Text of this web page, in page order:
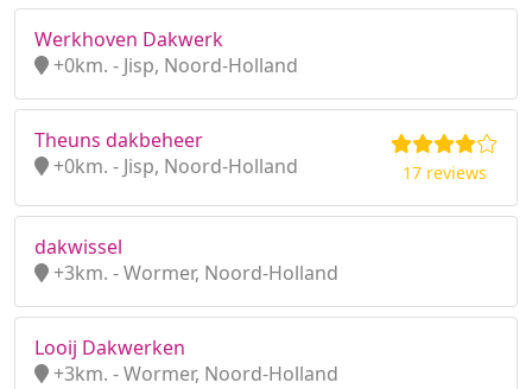
Werkhoven Dakwerk
+0km. - Jisp, Noord-Holland
Theuns dakbeheer
+0km. - Jisp, Noord-Holland
17 reviews
dakwissel
+3km. - Wormer, Noord-Holland
Looij Dakwerken
+3km. - Wormer, Noord-Holland